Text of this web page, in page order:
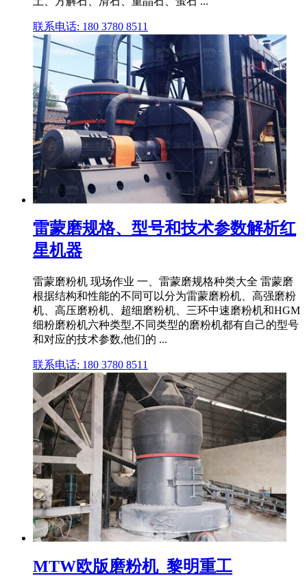
联系电话: 180 3780 8511
雷蒙磨规格、型号和技术参数解析红
星机器
雷蒙磨粉机 现场作业 一、雷蒙磨规格种类大全 雷蒙磨
根据结构和性能的不同可以分为雷蒙磨粉机、高强磨粉
机、高压磨粉机、超细磨粉机、三环中速磨粉机和HGM
细粉磨粉机六种类型,不同类型的磨粉机都有自己的型号
和对应的技术参数,他们的 ...
联系电话: 180 3780 8511
MTW欧版磨粉机_黎明重工